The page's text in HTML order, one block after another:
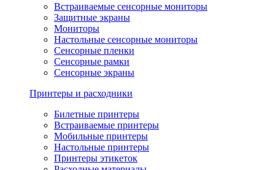
Встраиваемые сенсорные мониторы
Защитные экраны
Мониторы
Настольные сенсорные мониторы
Сенсорные пленки
Сенсорные рамки
Сенсорные экраны
Принтеры и расходники
Билетные принтеры
Встраиваемые принтеры
Мобильные принтеры
Настольные принтеры
Принтеры этикеток